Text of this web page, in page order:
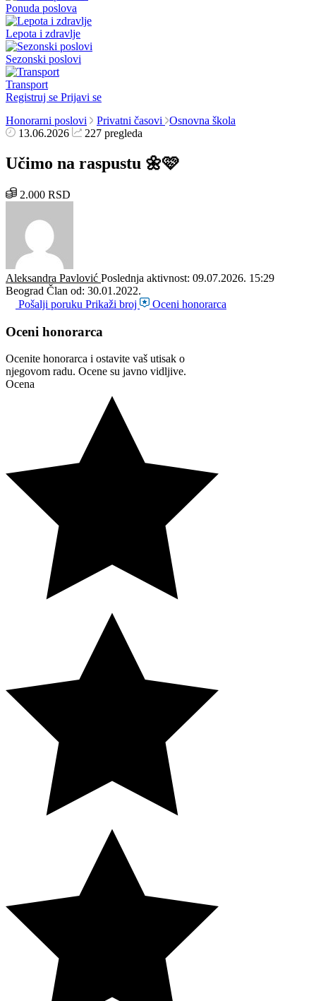
Ponuda poslova
Lepota i zdravlje
Sezonski poslovi
Transport
Registruj se Prijavi se
Honorarni poslovi
Privatni časovi
Osnovna škola
13.06.2026
227 pregleda
Učimo na raspustu 🌼🩷
2.000 RSD
Aleksandra Pavlović Poslednja aktivnost: 09.07.2026. 15:29
Beograd Član od: 30.01.2022.
Pošalji poruku Prikaži broj Oceni honorarca
Oceni honorarca
Ocenite honorarca i ostavite vaš utisak o
njegovom radu. Ocene su javno vidljive.
Ocena